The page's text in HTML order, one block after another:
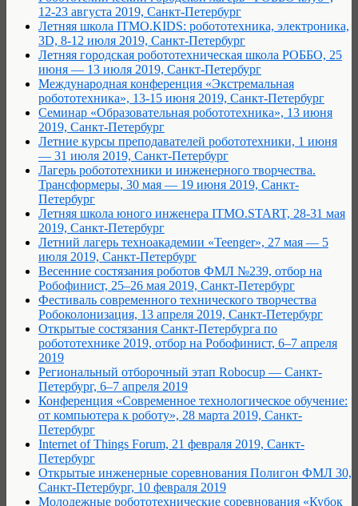
12-23 августа 2019, Санкт-Петербург
Летняя школа ITMO.KIDS: робототехника, электроника,
3D, 8-12 июля 2019, Санкт-Петербург
Летняя городская робототехническая школа РОББО, 25
июня — 13 июля 2019, Санкт-Петербург
Международная конференция «Экстремальная
робототехника», 13-15 июня 2019, Санкт-Петербург
Семинар «Образовательная робототехника», 13 июня
2019, Санкт-Петербург
Летние курсы преподавателей робототехники, 1 июня
— 31 июля 2019, Санкт-Петербург
Лагерь робототехники и инженерного творчества.
Трансформеры, 30 мая — 19 июня 2019, Санкт-
Петербург
Летняя школа юного инженера ITMO.START, 28-31 мая
2019, Санкт-Петербург
Летний лагерь техноакадемии «Teenger», 27 мая — 5
июля 2019, Санкт-Петербург
Весенние состязания роботов ФМЛ №239, отбор на
Робофинист, 25–26 мая 2019, Санкт-Петербург
Фестиваль современного технического творчества
Робоколонизация, 13 апреля 2019, Санкт-Петербург
Открытые состязания Санкт-Петербурга по
робототехнике 2019, отбор на Робофинист, 6–7 апреля
2019
Региональный отборочный этап Robocup — Санкт-
Петербург, 6–7 апреля 2019
Конференция «Современное технологическое обучение:
от компьютера к роботу», 28 марта 2019, Санкт-
Петербург
Internet of Things Forum, 21 февраля 2019, Санкт-
Петербург
Открытые инженерные соревнования Полигон ФМЛ 30,
Санкт-Петербург, 10 февраля 2019
Молодежные робототехнические соревнования «Кубок